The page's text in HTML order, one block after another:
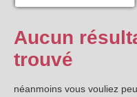
Aucun
trouvé
néanmoins vous vouliez